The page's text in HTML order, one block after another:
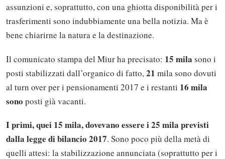
assunzioni e, soprattutto, con una ghiotta disponibilità per i
trasferimenti sono indubbiamente una bella notizia. Ma è
bene chiarirne la natura e la destinazione.
Il comunicato stampa del Miur ha precisato: 15 mila sono i
posti stabilizzati dall’organico di fatto, 21 mila sono dovuti
al turn over per i pensionamenti 2017 e i restanti 16 mila
sono posti già vacanti.
I primi, quei 15 mila, dovevano essere i 25 mila previsti
dalla legge di bilancio 2017. Sono poco più della metà di
quelli attesi: la stabilizzazione annunciata (soprattutto per i